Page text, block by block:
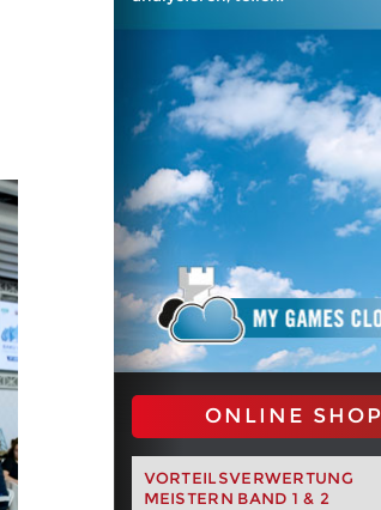
ONLINE SHOP
VORTEILSVERWERTUNG
MEISTERN BAND 1 & 2